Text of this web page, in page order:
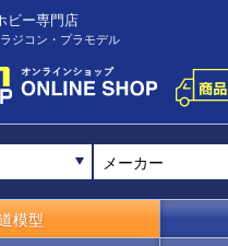
ビー専門店
ジコン・プラモデル
メーカー
模型